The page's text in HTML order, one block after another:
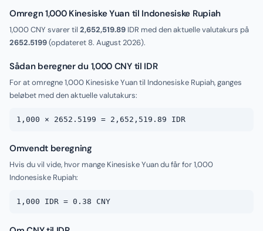
Omregn 1,000 Kinesiske Yuan til Indonesiske Rupiah
1,000 CNY svarer til 2,652,519.89 IDR med den aktuelle valutakurs på
2652.5199(opdateret 8. August 2026).
Sådan beregner du 1,000 CNY til IDR
For at omregne 1,000 Kinesiske Yuan til Indonesiske Rupiah, ganges
beløbet med den aktuelle valutakurs:
1,000 × 2652.5199 = 2,652,519.89 IDR
Omvendt beregning
Hvis du vil vide, hvor mange Kinesiske Yuan du får for 1,000
Indonesiske Rupiah:
1,000 IDR = 0.38 CNY